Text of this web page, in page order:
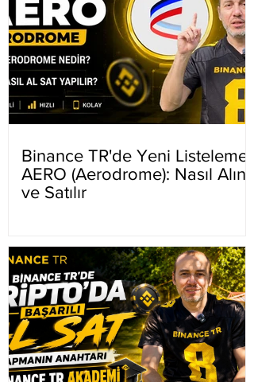
Binance TR'de Yeni Listeleme
AERO (Aerodrome): Nasıl Alınır
ve Satılır